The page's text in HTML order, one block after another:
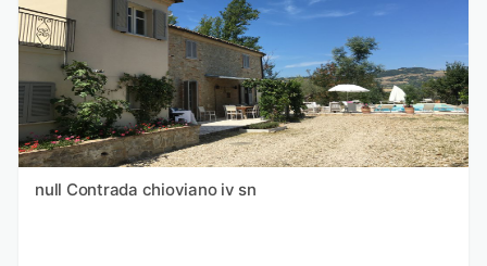
null Contrada chioviano iv sn